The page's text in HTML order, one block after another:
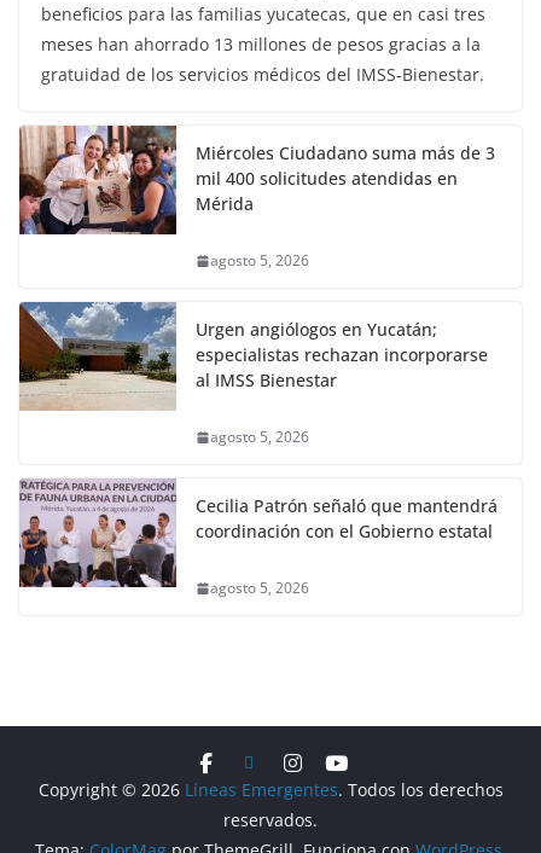
beneficios para las familias yucatecas, que en casi tres
meses han ahorrado 13 millones de pesos gracias a la
gratuidad de los servicios médicos del IMSS-Bienestar.
Miércoles Ciudadano suma más de 3
mil 400 solicitudes atendidas en
Mérida
agosto 5, 2026
Urgen angiólogos en Yucatán;
especialistas rechazan incorporarse
al IMSS Bienestar
agosto 5, 2026
Cecilia Patrón señaló que mantendrá
coordinación con el Gobierno estatal
agosto 5, 2026
Copyright © 2026 Líneas Emergentes. Todos los derechos
reservados.